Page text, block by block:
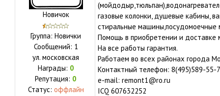
Новичок
Группа: Новички
Сообщений: 1
ул. московская
Награды: 0
Репутация: 0
Статус: оффлайн
газовые колонки, душевые кабины,
стиральные
Помощь в приобретении и доставке
На все работы гарантия.
Работаем во всех районах города
Контактный телефон: 8(495)589-55-
e-mail: remont1@ro.ru
ICQ 607632252